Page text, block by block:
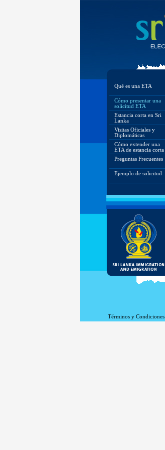
Qué es una ETA
Cómo presentar una
solicitud ETA
Estancia corta en Sri
Lanka
Visitas Oficiales y
Diplomáticas
Cómo extender una
ETA de estancia corta
Preguntas Frecuentes
Ejemplo de solicitud
Términos y Condiciones